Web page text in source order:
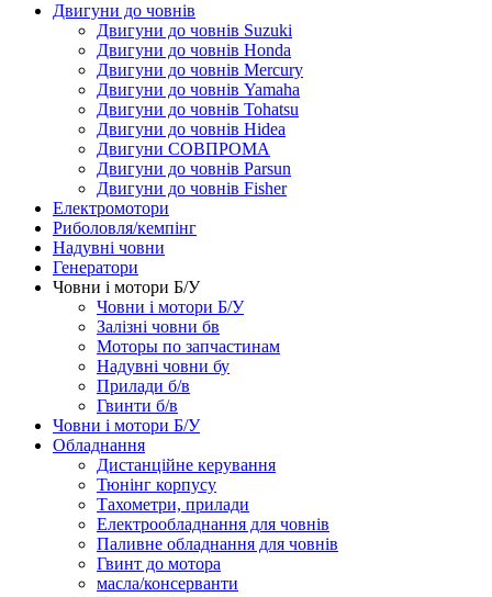
Двигуни до човнів
Двигуни до човнів Suzuki
Двигуни до човнів Honda
Двигуни до човнів Mercury
Двигуни до човнів Yamaha
Двигуни до човнів Tohatsu
Двигуни до човнів Hidea
Двигуни СОВПРОМА
Двигуни до човнів Parsun
Двигуни до човнів Fisher
Електромотори
Риболовля/кемпінг
Надувні човни
Генератори
Човни і мотори Б/У
Човни і мотори Б/У
Залізні човни бв
Моторы по запчастинам
Надувні човни бу
Прилади б/в
Гвинти б/в
Човни і мотори Б/У
Обладнання
Дистанційне керування
Тюнінг корпусу
Тахометри, прилади
Електрообладнання для човнів
Паливне обладнання для човнів
Гвинт до мотора
масла/консерванти